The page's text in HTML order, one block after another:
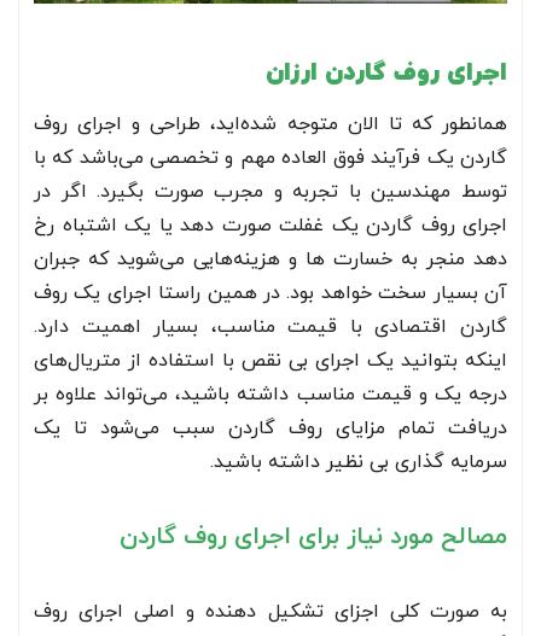
اجرای روف گاردن ارزان
همانطور که تا الان متوجه شده‌اید، طراحی و اجرای روف
گاردن یک فرآیند فوق العاده مهم و تخصصی می‌باشد که با
توسط مهندسین با تجربه و مجرب صورت بگیرد. اگر در
اجرای روف گاردن یک غفلت صورت دهد یا یک اشتباه رخ
دهد منجر به خسارت ها و هزینه‌هایی می‌شوید که جبران
آن بسیار سخت خواهد بود. در همین راستا اجرای یک روف
گاردن اقتصادی با قیمت مناسب، بسیار اهمیت دارد.
اینکه بتوانید یک اجرای بی نقص با استفاده از متریال‌های
درجه یک و قیمت مناسب داشته باشید، می‌تواند علاوه بر
دریافت تمام مزایای روف گاردن سبب می‌شود تا یک
سرمایه گذاری بی نظیر داشته باشید.
مصالح مورد نیاز برای اجرای روف گاردن
به صورت کلی اجزای تشکیل دهنده و اصلی اجرای روف